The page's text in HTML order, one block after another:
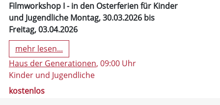
Filmworkshop I - in den Osterferien für Kinder
und Jugendliche Montag, 30.03.2026 bis
Freitag, 03.04.2026
mehr lesen...
Haus der Generationen, 09:00 Uhr
Kinder und Jugendliche
kostenlos